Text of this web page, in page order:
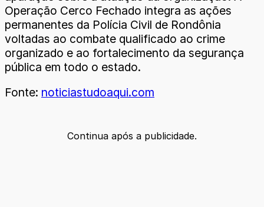
Operação Cerco Fechado integra as ações
permanentes da Polícia Civil de Rondônia
voltadas ao combate qualificado ao crime
organizado e ao fortalecimento da segurança
pública em todo o estado.
Fonte: noticiastudoaqui.com
Continua após a publicidade.